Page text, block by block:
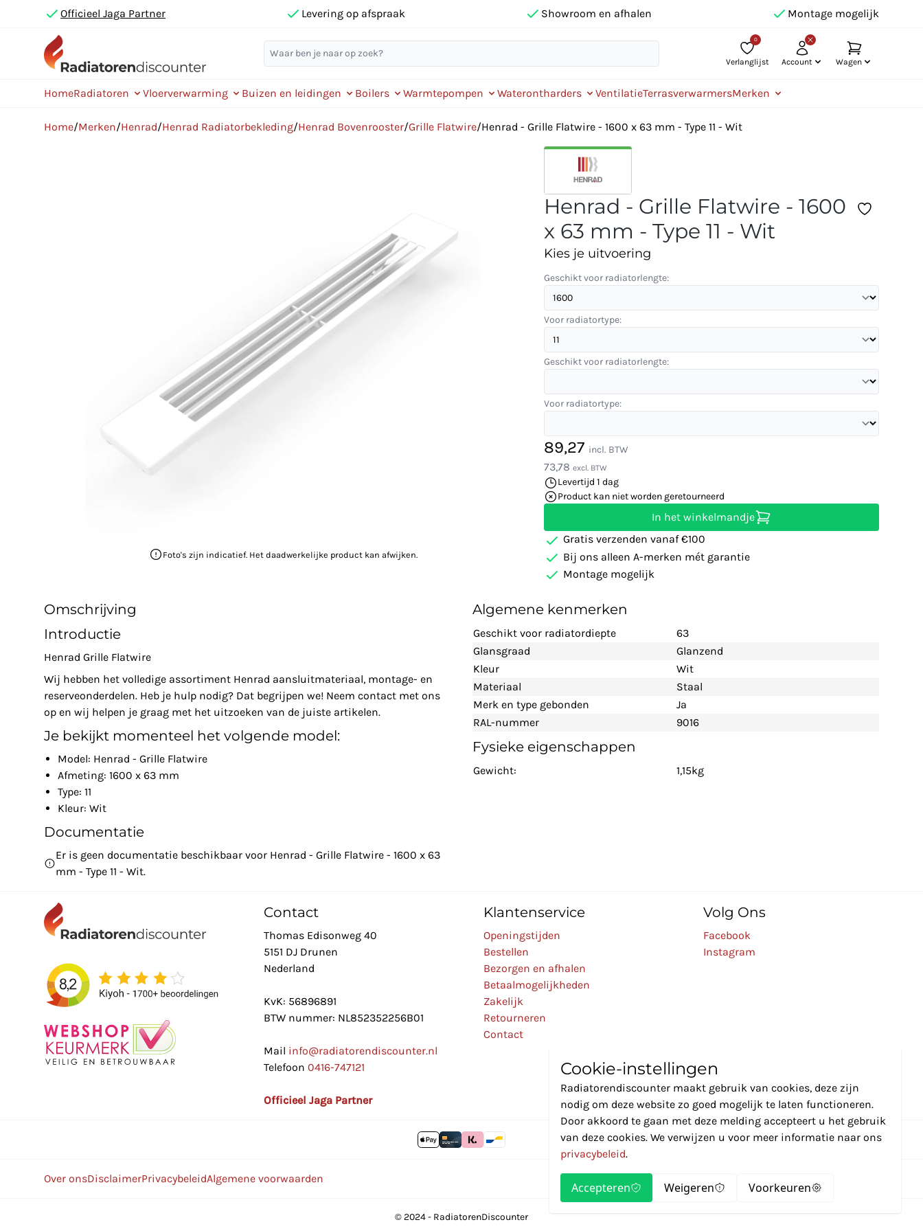
Officieel Jaga Partner Levering op afspraak Showroom en afhalen Montage mogelijk
0
Verlanglijst Account Wagen
HomeRadiatoren Vloerverwarming Buizen en leidingen Boilers Warmtepompen Waterontharders VentilatieTerrasverwarmersMerken
Home/Merken/Henrad/Henrad Radiatorbekleding/Henrad Bovenrooster/Grille Flatwire/Henrad - Grille Flatwire - 1600 x 63 mm - Type 11 - Wit
Foto's zijn indicatief. Het daadwerkelijke product kan afwijken.
Henrad - Grille Flatwire - 1600
x 63 mm - Type 11 - Wit
Kies je uitvoering
Geschikt voor radiatorlengte:
Voor radiatortype:
Geschikt voor radiatorlengte:
Voor radiatortype:
89,27 incl. BTW
73,78 excl. BTW
Levertijd 1 dag
Product kan niet worden geretourneerd
In het winkelmandje
Gratis verzenden vanaf €100
Bij ons alleen A-merken mét garantie
Montage mogelijk
Omschrijving
Introductie
Henrad Grille Flatwire
Wij hebben het volledige assortiment Henrad aansluitmateriaal, montage- en
reserveonderdelen. Heb je hulp nodig? Dat begrijpen we! Neem contact met ons
op en wij helpen je graag met het uitzoeken van de juiste artikelen.
Je bekijkt momenteel het volgende model:
Model: Henrad - Grille Flatwire
Afmeting: 1600 x 63 mm
Type: 11
Kleur: Wit
Documentatie
Er is geen documentatie beschikbaar voor Henrad - Grille Flatwire - 1600 x 63
mm - Type 11 - Wit.
Algemene kenmerken
Geschikt voor radiatordiepte
63
Glansgraad
Glanzend
Kleur
Wit
Materiaal
Staal
Merk en type gebonden
Ja
RAL-nummer
9016
Fysieke eigenschappen
Gewicht: 1,15kg
Contact
Thomas Edisonweg 40
5151 DJ Drunen
Nederland
KvK: 56896891
BTW nummer: NL852352256B01
Mail info@radiatorendiscounter.nl
Telefoon 0416-747121
Officieel Jaga Partner
Klantenservice
Openingstijden
Bestellen
Bezorgen en afhalen
Betaalmogelijkheden
Zakelijk
Retourneren
Contact
Volg Ons
Facebook
Instagram
Over onsDisclaimerPrivacybeleidAlgemene voorwaarden
© 2024 - RadiatorenDiscounter
Cookie-instellingen
Radiatorendiscounter maakt gebruik van cookies, deze zijn
nodig om deze website zo goed mogelijk te laten functioneren.
Door akkoord te gaan met deze melding accepteert u het gebruik
van deze cookies. We verwijzen u voor meer informatie naar ons
privacybeleid.
Accepteren Weigeren Voorkeuren